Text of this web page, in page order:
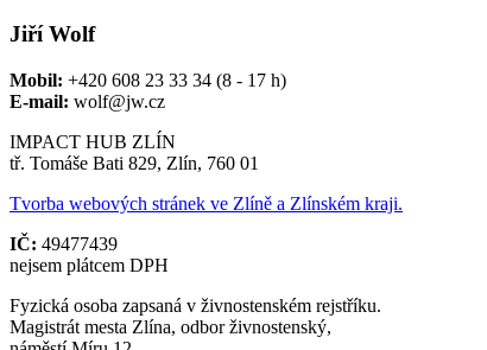
Jiří Wolf
Mobil: +420 608 23 33 34 (8 - 17 h)
E-mail: wolf@jw.cz
IMPACT HUB ZLÍN
tř. Tomáše Bati 829, Zlín, 760 01
Tvorba webových stránek ve Zlíně a Zlínském kraji.
IČ: 49477439
nejsem plátcem DPH
Fyzická osoba zapsaná v živnostenském rejstříku.
Magistrát mesta Zlína, odbor živnostenský,